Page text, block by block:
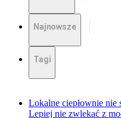
Najnowsze
Tagi
Lokalne ciepłownie nie
Lepiej nie zwlekać z